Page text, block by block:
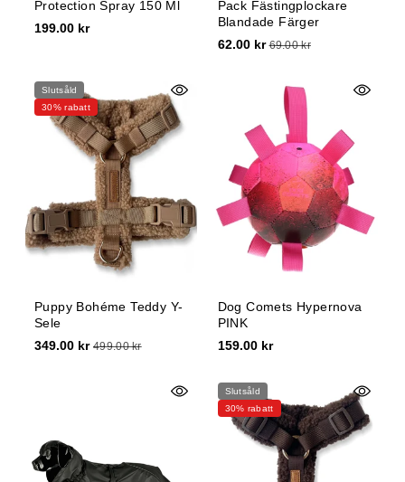
Protection Spray 150 Ml
199.00 kr
Pack Fästingplockare
Blandade Färger
62.00 kr69.00 kr
Slutsåld
30% rabatt
Puppy Bohéme Teddy Y-
Sele
349.00 kr 499.00 kr
Dog Comets Hypernova
PINK
159.00 kr
Slutsåld
30% rabatt